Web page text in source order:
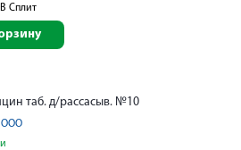
В Сплит
таб. д/рассасыв. №10
ООО